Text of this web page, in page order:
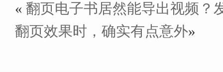
« 翻页电子书居然能导出视频？
翻页效果时，确实有点意外»